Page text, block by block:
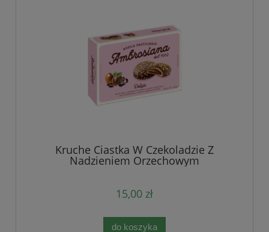
Kruche Ciastka W Czekoladzie Z
Nadzieniem Orzechowym
15,00 zł
do koszyka